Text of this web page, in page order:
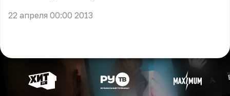
22 апреля 00:00 2013